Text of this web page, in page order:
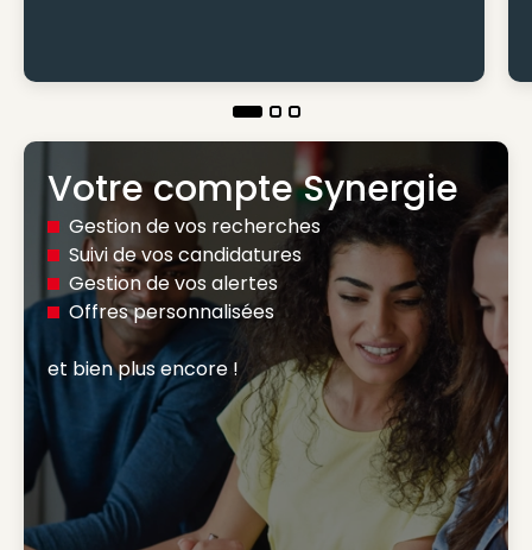
Votre compte Synergie
Gestion de vos recherches
Suivi de vos candidatures
Gestion de vos alertes
Offres personnalisées
et bien plus encore !